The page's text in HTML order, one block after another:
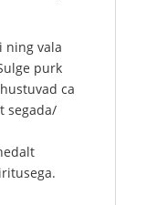
ning vala
purk
ca
segada/